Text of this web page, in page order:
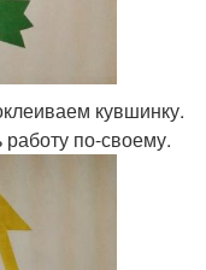
кувшинку.
по-своему.